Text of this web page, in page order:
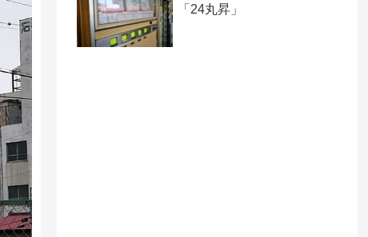
「24丸昇」